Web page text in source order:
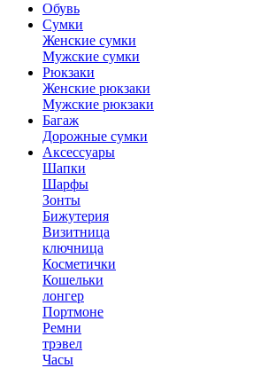
Обувь
Сумки
Женские сумки
Мужские сумки
Рюкзаки
Женские рюкзаки
Мужские рюкзаки
Багаж
Дорожные сумки
Аксессуары
Шапки
Шарфы
Зонты
Бижутерия
Визитница
ключница
Косметички
Кошельки
лонгер
Портмоне
Ремни
трэвел
Часы